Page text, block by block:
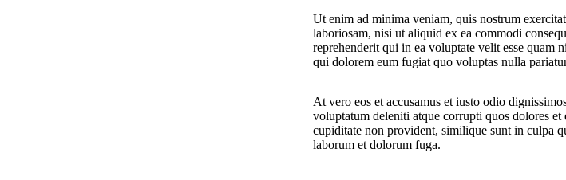
Ut enim ad minima veniam, quis nostrum
laboriosam, nisi ut aliquid ex ea commodi
reprehenderit qui in ea voluptate velit esse quam
qui dolorem eum fugiat quo voluptas nulla
At vero eos et accusamus et iusto odio
voluptatum deleniti atque corrupti quos dolores et
cupiditate non provident, similique sunt in culpa
laborum et dolorum fuga.